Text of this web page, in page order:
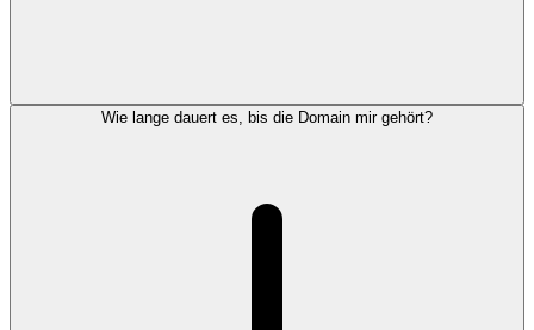
Wie lange dauert es, bis die Domain mir gehört?